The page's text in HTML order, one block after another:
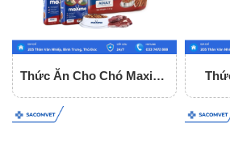
Thức Ăn Cho Chó Maxime
Tuổi Gói 1.5Kg